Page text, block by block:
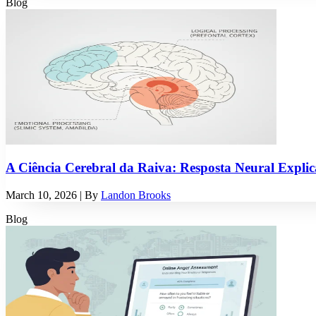
A Ciência Cerebral da Raiva: Resposta Neural
March 10, 2026 | By Landon Brooks
Blog